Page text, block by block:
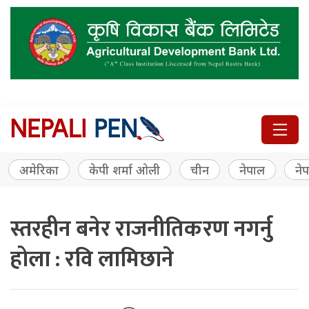
अमेरिका केपी शर्मा ओली चीन नेपाल
स्तरहीन बनेर राजनीतिकरण नगर्नु
होला : रवि लामिछाने